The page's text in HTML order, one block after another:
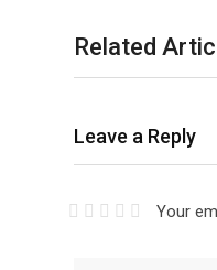
Related
Leave a Reply
Your